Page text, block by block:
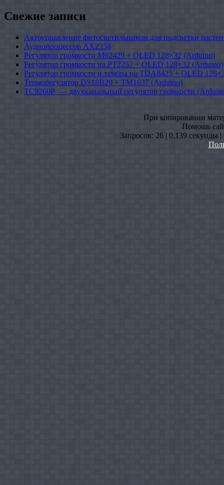
Свежие записи
Автоуправление фитосветильником для подсветки
Аудиопроцессор AX2358
Регулятор громкости M62429 + OLED 128×32 (Arduino)
Регулятор громкости на PT2257 + OLED 128×32 (Arduino)
Регулятор громкости и тембра на TDA8425 + OLED
Терморегулятор DS18B20 + TM1637 (Arduino)
TC9260P — двухканальный регулятор громкости
При копировании
Помошь
Запросов: 26 | 0,139 секунды